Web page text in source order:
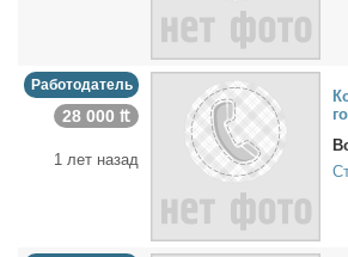
Работодатель
28 000 ₶
1 лет назад